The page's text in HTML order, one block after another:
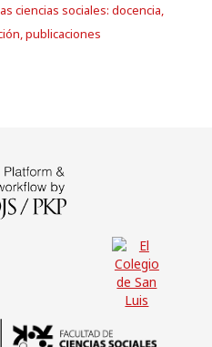
ciencias sociales: docencia,
publicaciones